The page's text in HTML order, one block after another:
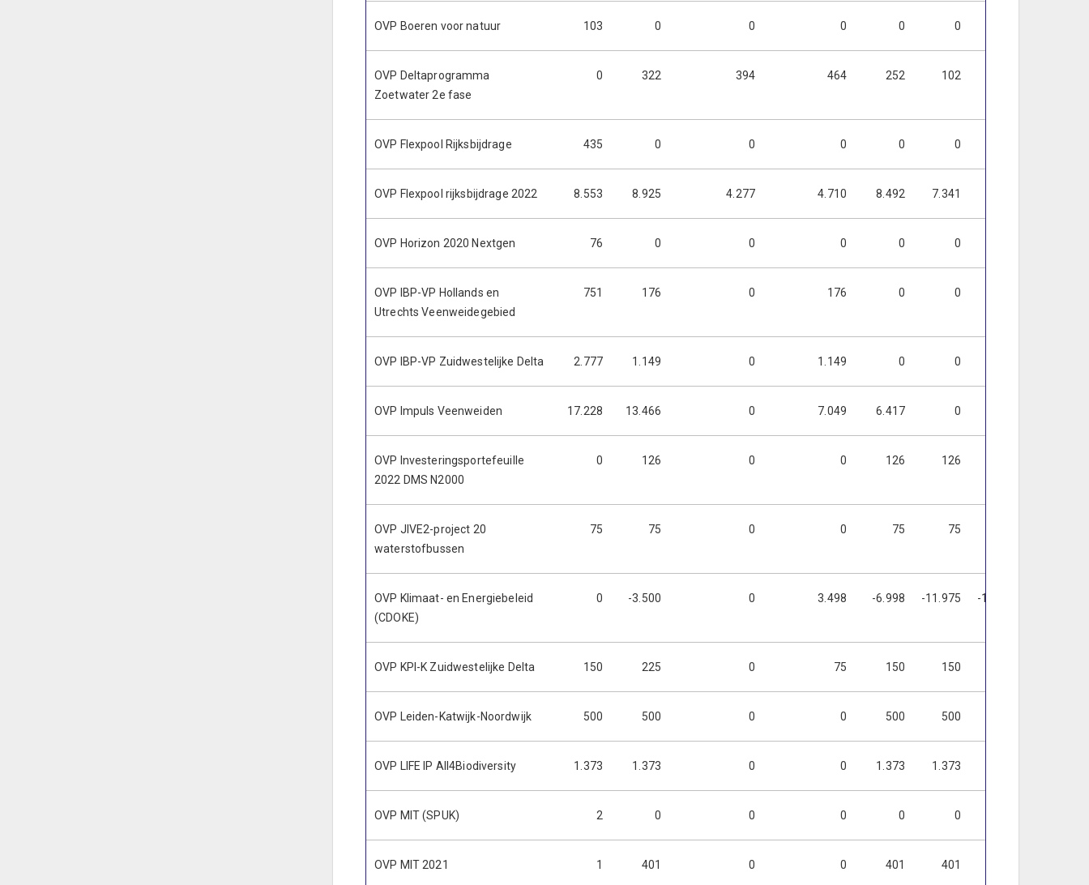
OVP Boeren voor natuur 103 0 0 0 0 0
OVP Deltaprogramma
Zoetwater 2e fase
0 322 394 464 252 102
OVP Flexpool Rijksbijdrage 435 0 0 0 0 0
OVP Flexpool rijksbijdrage 2022 8.553 8.925 4.277 4.710 8.492 7.341
OVP Horizon 2020 Nextgen 76 0 0 0 0 0
OVP IBP-VP Hollands en
Utrechts Veenweidegebied
751 176 0 176 0 0
OVP IBP-VP Zuidwestelijke Delta 2.777 1.149 0 1.149 0 0
OVP Impuls Veenweiden 17.228 13.466 0 7.049 6.417 0
OVP Investeringsportefeuille
2022 DMS N2000
0 126 0 0 126 126
OVP JIVE2-project 20
waterstofbussen
75 75 0 0 75 75
OVP Klimaat- en Energiebeleid
(CDOKE)
0 -3.500 0 3.498 -6.998 -11.975 -11.975
OVP KPI-K Zuidwestelijke Delta 150 225 0 75 150 150
OVP Leiden-Katwijk-Noordwijk 500 500 0 0 500 500
OVP LIFE IP All4Biodiversity 1.373 1.373 0 0 1.373 1.373
OVP MIT (SPUK) 2 0 0 0 0 0
OVP MIT 2021 1 401 0 0 401 401